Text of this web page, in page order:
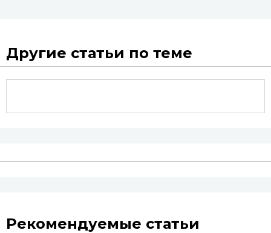
Другие статьи по теме
Рекомендуемые статьи